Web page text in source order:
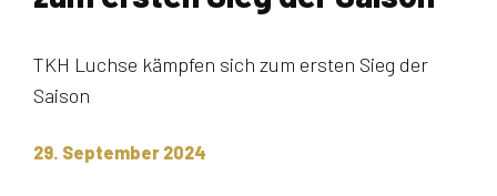
TKH Luchse kämpfen sich zum ersten Sieg der
Saison
29. September 2024